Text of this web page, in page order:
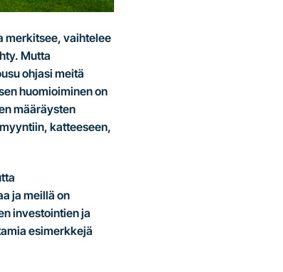
merkitsee, vaihtelee
Mutta
ohjasi meitä
huomioiminen on
määräysten
katteeseen,
ja meillä on
investointien ja
esimerkkejä